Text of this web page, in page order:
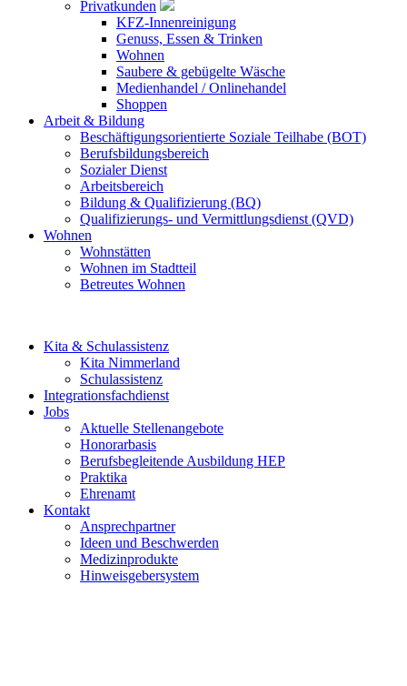
Privatkunden
KFZ-Innenreinigung
Genuss, Essen & Trinken
Wohnen
Saubere & gebügelte Wäsche
Medienhandel / Onlinehandel
Shoppen
Arbeit & Bildung
Beschäftigungsorientierte Soziale Teilhabe (BOT)
Berufsbildungsbereich
Sozialer Dienst
Arbeitsbereich
Bildung & Qualifizierung (BQ)
Qualifizierungs- und Vermittlungsdienst (QVD)
Wohnen
Wohnstätten
Wohnen im Stadtteil
Betreutes Wohnen
Kita & Schulassistenz
Kita Nimmerland
Schulassistenz
Integrationsfachdienst
Jobs
Aktuelle Stellenangebote
Honorarbasis
Berufsbegleitende Ausbildung HEP
Praktika
Ehrenamt
Kontakt
Ansprechpartner
Ideen und Beschwerden
Medizinprodukte
Hinweisgebersystem